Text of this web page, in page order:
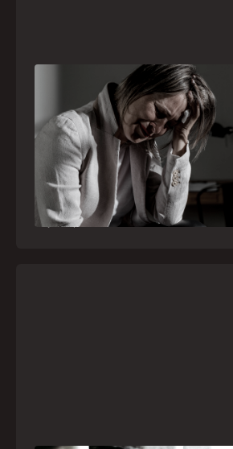
Crise psiquiátrica é urgência
como o SAMU atua nesses
Surtos, tentativas de suicídio e
agitação intensa são considerados
médicas e devem receber
especializado pelo telefone 192
21 julho, 2026